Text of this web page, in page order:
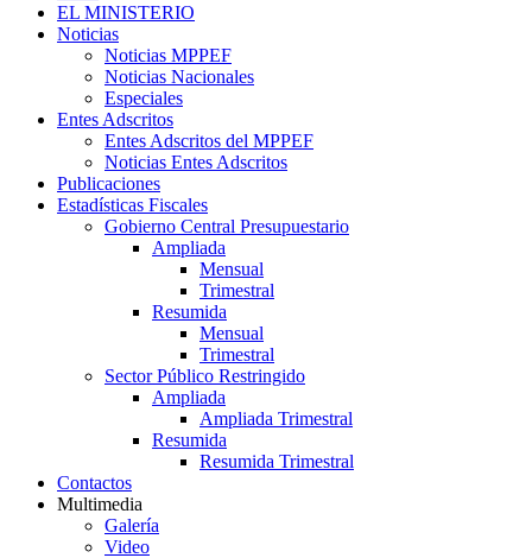
EL MINISTERIO
Noticias
Noticias MPPEF
Noticias Nacionales
Especiales
Entes Adscritos
Entes Adscritos del MPPEF
Noticias Entes Adscritos
Publicaciones
Estadísticas Fiscales
Gobierno Central Presupuestario
Ampliada
Mensual
Trimestral
Resumida
Mensual
Trimestral
Sector Público Restringido
Ampliada
Ampliada Trimestral
Resumida
Resumida Trimestral
Contactos
Multimedia
Galería
Video